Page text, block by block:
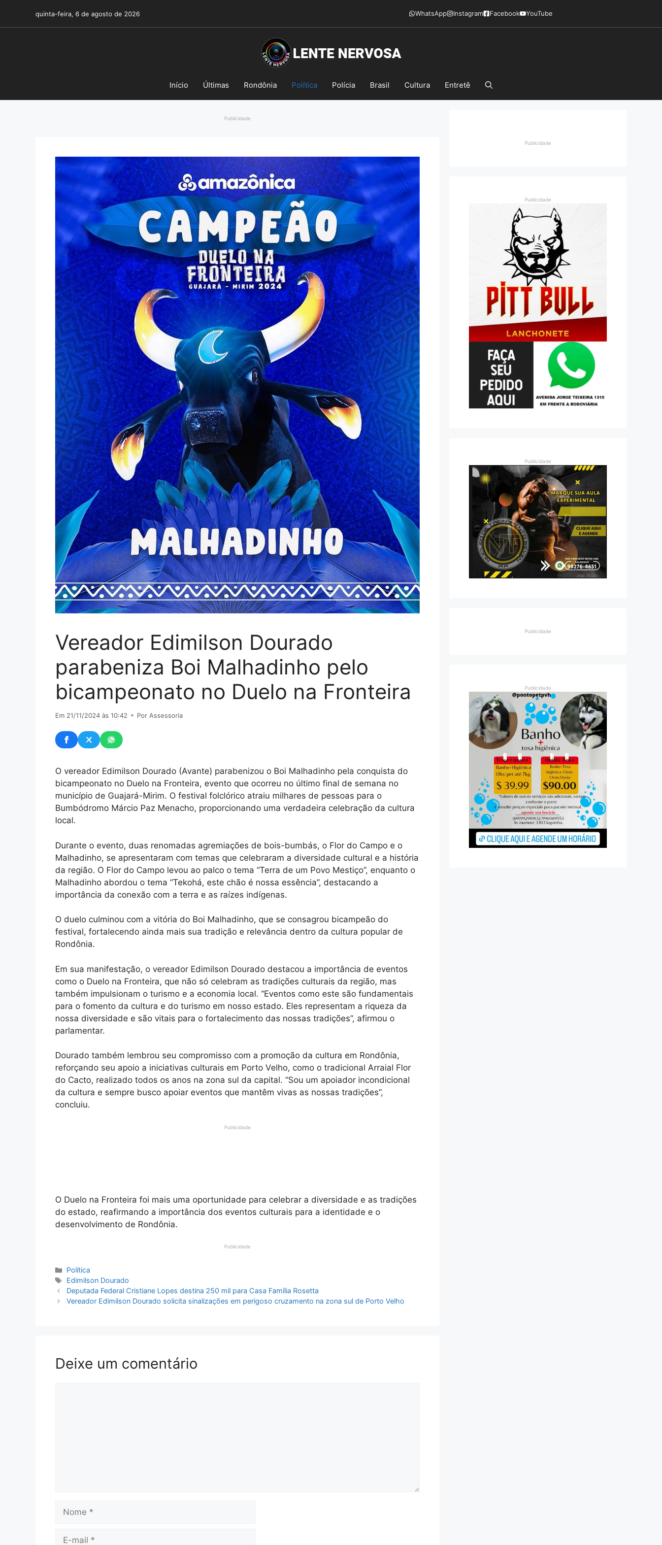
o
quinta-feira, 6 de agosto de 2026 WhatsApp Instagram Facebook YouTube
Início Últimas Rondônia Política Polícia Brasil Cultura Entretê
Publicidade
Vereador Edimilson Dourado
parabeniza Boi Malhadinho pelo
bicampeonato no Duelo na Fronteira
Em 21/11/2024 às 10:42 ⚬ Por Assessoria
O vereador Edimilson Dourado (Avante) parabenizou o Boi Malhadinho pela conquista do
bicampeonato no Duelo na Fronteira, evento que ocorreu no último final de semana no
município de Guajará-Mirim. O festival folclórico atraiu milhares de pessoas para o
Bumbódromo Márcio Paz Menacho, proporcionando uma verdadeira celebração da cultura
local.
Durante o evento, duas renomadas agremiações de bois-bumbás, o Flor do Campo e o
Malhadinho, se apresentaram com temas que celebraram a diversidade cultural e a história
da região. O Flor do Campo levou ao palco o tema “Terra de um Povo Mestiço”, enquanto o
Malhadinho abordou o tema “Tekohá, este chão é nossa essência”, destacando a
importância da conexão com a terra e as raízes indígenas.
O duelo culminou com a vitória do Boi Malhadinho, que se consagrou bicampeão do
festival, fortalecendo ainda mais sua tradição e relevância dentro da cultura popular de
Rondônia.
Em sua manifestação, o vereador Edimilson Dourado destacou a importância de eventos
como o Duelo na Fronteira, que não só celebram as tradições culturais da região, mas
também impulsionam o turismo e a economia local. “Eventos como este são fundamentais
para o fomento da cultura e do turismo em nosso estado. Eles representam a riqueza da
nossa diversidade e são vitais para o fortalecimento das nossas tradições”, afirmou o
parlamentar.
Dourado também lembrou seu compromisso com a promoção da cultura em Rondônia,
reforçando seu apoio a iniciativas culturais em Porto Velho, como o tradicional Arraial Flor
do Cacto, realizado todos os anos na zona sul da capital. “Sou um apoiador incondicional
da cultura e sempre busco apoiar eventos que mantêm vivas as nossas tradições”,
concluiu.
Publicidade
O Duelo na Fronteira foi mais uma oportunidade para celebrar a diversidade e as tradições
do estado, reafirmando a importância dos eventos culturais para a identidade e o
desenvolvimento de Rondônia.
Publicidade
Categorias
Política
Tags
Edimilson Dourado
Deputada Federal Cristiane Lopes destina 250 mil para Casa Família Rosetta
Vereador Edimilson Dourado solicita sinalizações em perigoso cruzamento na zona sul de Porto Velho
Deixe um comentário
Nome
Publicidade
Publicidade
Publicidade
Publicidade
Publicidade